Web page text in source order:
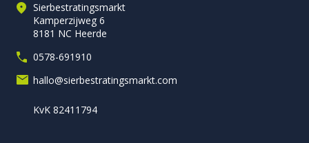
Sierbestratingsmarkt
Kamperzijweg 6
8181 NC Heerde
0578-691910
hallo@sierbestratingsmarkt.com
KvK 82411794